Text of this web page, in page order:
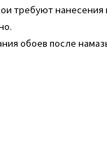
требуют нанесения
обоев после